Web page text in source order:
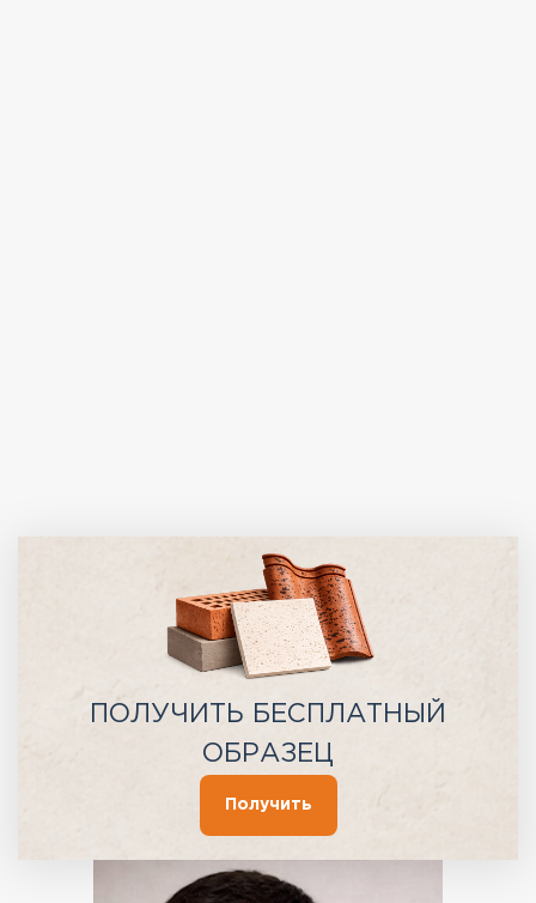
ПОЛУЧИТЬ БЕСПЛАТНЫЙ
ОБРАЗЕЦ
Получить